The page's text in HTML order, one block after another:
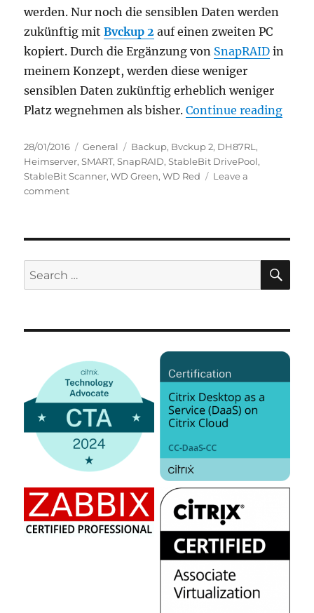
werden. Nur noch die sensiblen Daten werden
zukünftig mitBvckup 2 auf einen zweiten PC
kopiert. Durch die Ergänzung von SnapRAID in
meinem Konzept, werden diese weniger
sensiblen Daten zukünftig erheblich weniger
Platz wegnehmen als bisher.Continue reading
Posted
on
28/01/2016 Categories
General Tags
Backup, Bvckup 2, DH87RL ,
Heimserver,SMART,SnapRAID,StableBit DrivePool,
StableBit Scanner,WD Green,WD Red
Leave a
commenton
Der
Status
quo
Search
for: